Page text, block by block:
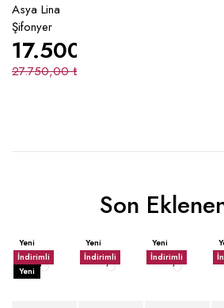
Asya Lina
Şifonyer
27.750,00₺
17.500,00
Son
Yeni
İndirimli
Yeni
Yeni
İndirimli
Yeni
İndirimli